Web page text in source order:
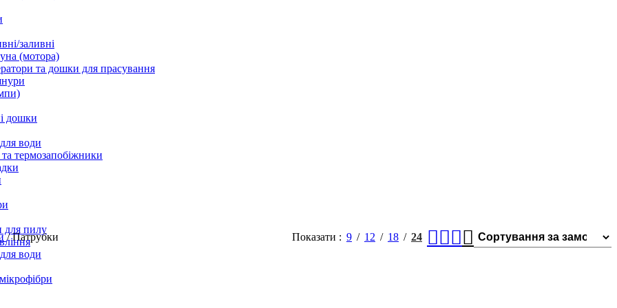
заливні
(мотора)
та дошки для прасування
дошки
води
термозапобіжники
для пилу
води
/ Патрубки Показати 9 12 18 24